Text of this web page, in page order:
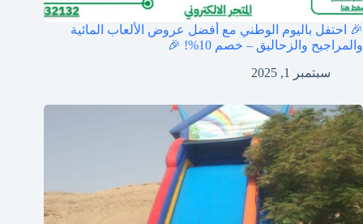
🎉 احتفل باليوم الوطني مع أفضل عروض الألعاب المائية
والمراجيح والزحاليق – خصم 10%! 🎉
سبتمبر 1, 2025